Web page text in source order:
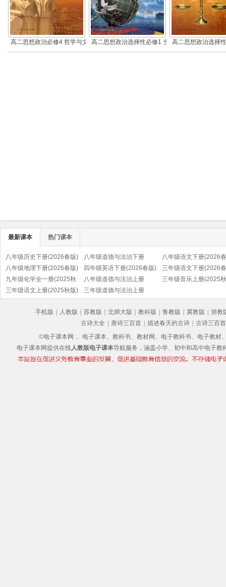
高二思想政治必修4 哲学与文
化(部编版)
高二思想政治选择性必修1 当
代国际政治与经济(部编版)
高二思想政治选择
律与生活(部
最新课本 热门课本
八年级历史下册(2026春版)
(部编版)
八年级道德与法治下册
(2026春版)(部编版)
八年级语文下册(2026
(部编版)
八年级地理下册(2026春版)
四年级英语下册(2026春版)
(PEP)
三年级语文下册(2026
(部编版)
九年级化学全一册(2025秋
版)
八年级道德与法治上册
(2025秋版)(部编版)
三年级音乐上册(2025
三年级语文上册(2025秋版)
三年级道德与法治上册
手机版
人教版 苏教版 北师大版 教科版 鲁教版 冀教版
浙教
古诗大全
唐诗三百首 描述春天的古诗
古诗三百首
©电子课本网 、电子课本、教科书、教材网、电子教科书、电子教材
电子课本网提供在线人教版电子课本导航服务，涵盖小学、初中和高中电子